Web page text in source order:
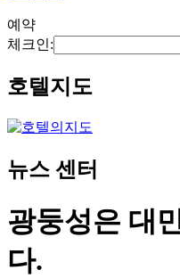
예약
체크인:
호텔지도
뉴스 센터
광둥성은 대
다.